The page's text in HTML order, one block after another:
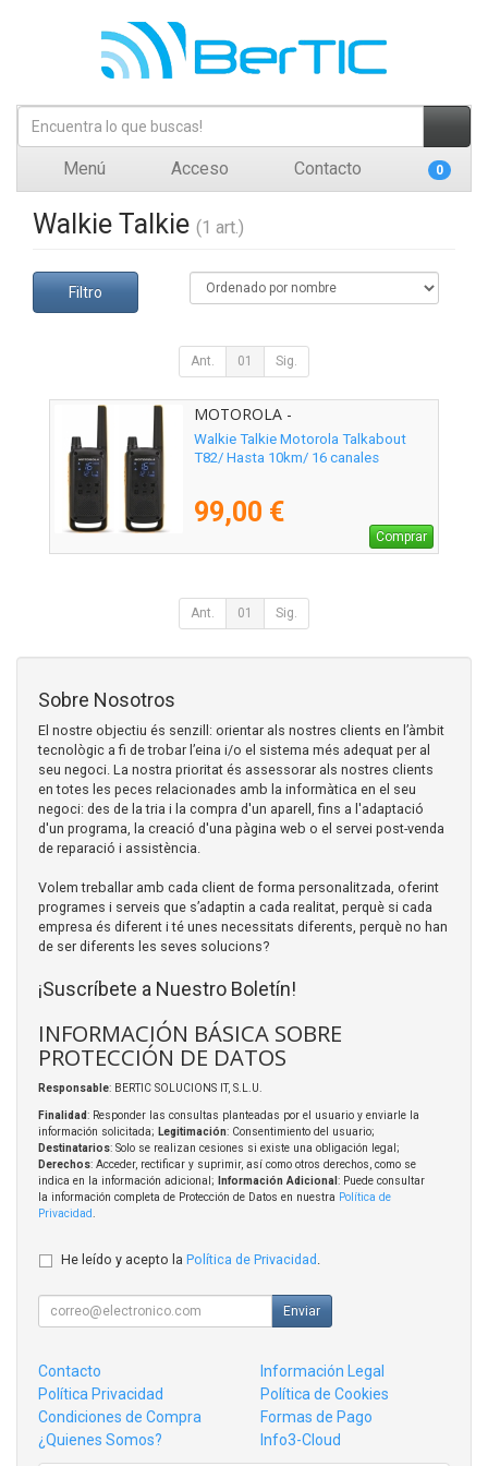
Menú Acceso Contacto 0
Walkie Talkie (1 art.)
Filtro
Ant. 01 Sig.
MOTOROLA -
Walkie Talkie Motorola Talkabout
T82/ Hasta 10km/ 16 canales
99,00 €
Comprar
Ant. 01 Sig.
Sobre Nosotros
El nostre objectiu és senzill: orientar als nostres clients en l’àmbit
tecnològic a fi de trobar l’eina i/o el sistema més adequat per al
seu negoci. La nostra prioritat és assessorar als nostres clients
en totes les peces relacionades amb la informàtica en el seu
negoci: des de la tria i la compra d'un aparell, fins a l'adaptació
d'un programa, la creació d'una pàgina web o el servei post-venda
de reparació i assistència.
Volem treballar amb cada client de forma personalitzada, oferint
programes i serveis que s’adaptin a cada realitat, perquè si cada
empresa és diferent i té unes necessitats diferents, perquè no han
de ser diferents les seves solucions?
¡Suscríbete a Nuestro Boletín!
INFORMACIÓN BÁSICA SOBRE
PROTECCIÓN DE DATOS
Responsable: BERTIC SOLUCIONS IT, S.L.U.
Finalidad: Responder las consultas planteadas por el usuario y enviarle la
información solicitada; Legitimación: Consentimiento del usuario;
Destinatarios: Solo se realizan cesiones si existe una obligación legal;
Derechos: Acceder, rectificar y suprimir, así como otros derechos, como se
indica en la información adicional;
Información Adicional : Puede consultar
la información completa de Protección de Datos en nuestra Política de
Privacidad
He leído y acepto la Política de Privacidad .
Enviar
Contacto
Información Legal
Política Privacidad
Política de Cookies
Condiciones de Compra
Formas de Pago
¿Quienes Somos?
Info3-Cloud